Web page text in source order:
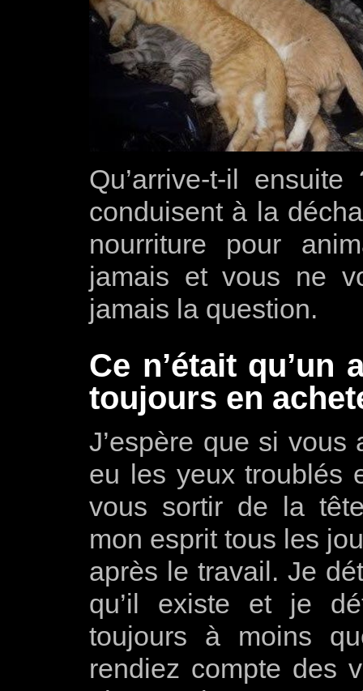
Qu’arrive-t-il
conduisent à la
nourriture pour
jamais et vous ne
jamais la question.
Ce n’était qu’un
toujours en
J’espère que si vous
eu les yeux troublés
vous sortir de la
mon esprit tous les
après le travail. Je
qu’il existe et je
toujours à moins
rendiez compte des